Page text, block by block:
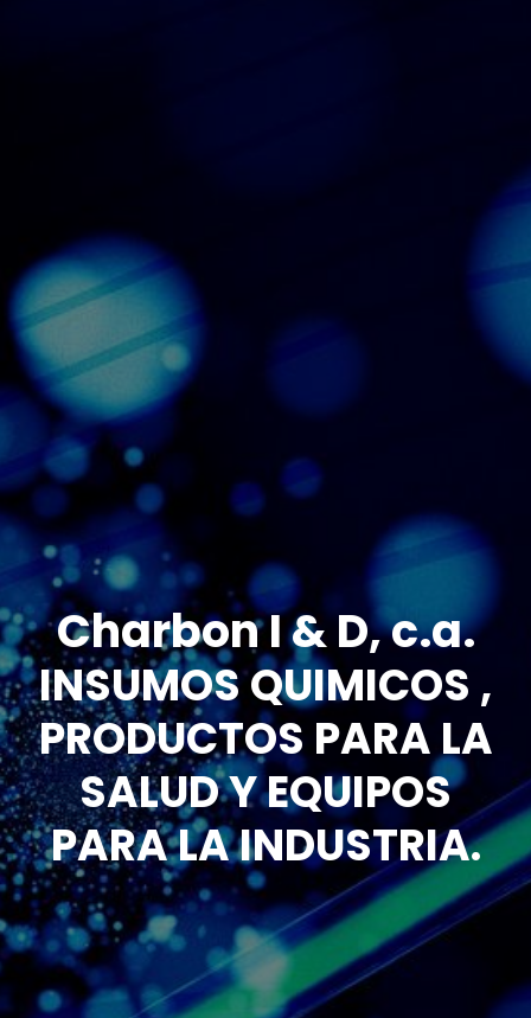
Charbon I & D, c.a.
INSUMOS QUIMICOS ,
PRODUCTOS PARA LA
SALUD Y EQUIPOS
PARA LA INDUSTRIA.